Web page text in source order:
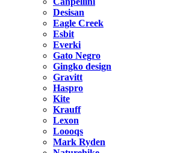
Desisan
Eagle Creek
Esbit
Everki
Gato Negro
Gingko design
Gravitt
Haspro
Kite
Krauff
Lexon
Loooqs
Mark Ryden